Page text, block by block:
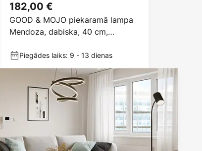
GOOD & MOJO piekaramā lampa
Mendoza, dabiska, 40 cm,
182,00 €
Piegādes laiks: 9 - 13 dienas